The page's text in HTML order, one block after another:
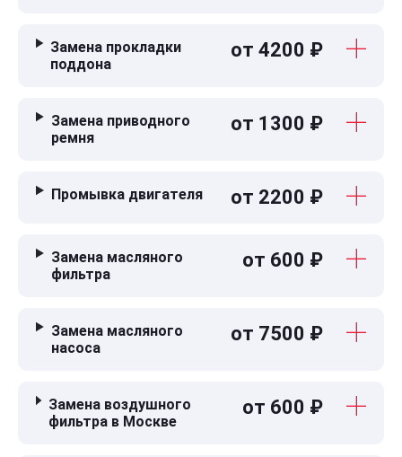
Замена прокладки
поддона
от 4200 ₽
Замена приводного
ремня
от 1300 ₽
Промывка двигателя от 2200 ₽
Замена масляного
фильтра
от 600 ₽
Замена масляного
насоса
от 7500 ₽
Замена воздушного
фильтра в Москве
от 600 ₽